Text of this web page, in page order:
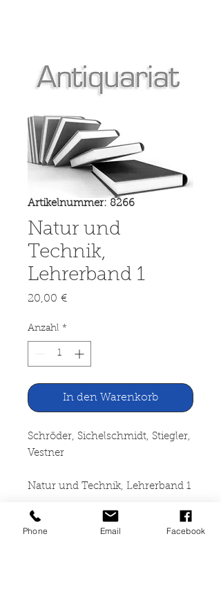
Artikelnummer: 8266
Natur und
Technik,
Lehrerband 1
20,00 €Preis
Anzahl *
In den Warenkorb
Schröder, Sichelschmidt, Stiegler,
Vestner
Natur und Technik, Lehrerband 1
Ein Arbeitsbuch für Physik und
Chemie
Phone Email Facebook